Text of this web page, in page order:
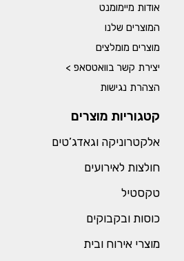
אודות מיימומנט
המוצרים שלנו
מוצרים מומלצים
יצירת קשר בוואטסאפ >
הצהרת נגישות
קטגוריות מוצרים
אלקטרוניקה וגאדג’טים
חולצות לאירועים
טקסטיל
כוסות ובקבוקים
מוצרי אירוח ובית